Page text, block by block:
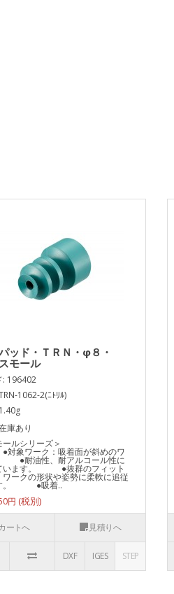
ッド・ＴＲＮ・φ８・
モール
: 196402
1062-2(ﾆﾄﾘﾙ)
庫あり
モールシリーズ＞
対象ワーク：吸着面が斜めのワ
耐油性、耐アルコール性に
います。 ●抜群のフィット
ワークの形状や姿勢に柔軟に追従
。 ●吸着..
円
ートへ 見積りへ
DXF IGES STEP